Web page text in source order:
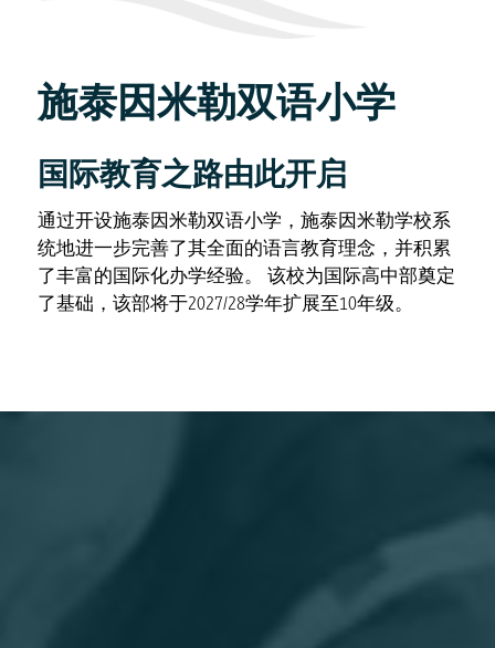
施泰因米勒双语小学
国际教育之路由此开启
通过开设施泰因米勒双语小学，施泰因米勒学校系
统地进一步完善了其全面的语言教育理念，并积累
了丰富的国际化办学经验。 该校为国际高中部奠定
了基础，该部将于2027/28学年扩展至10年级。